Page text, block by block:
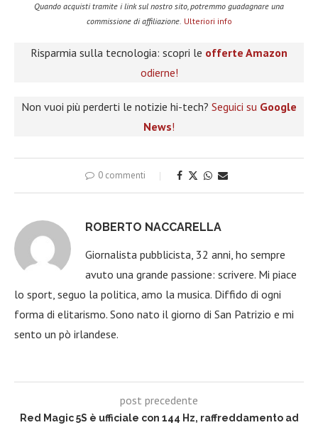
Quando acquisti tramite i link sul nostro sito, potremmo guadagnare una
commissione di affiliazione. Ulteriori info
Risparmia sulla tecnologia: scopri le offerte Amazon
odierne!
Non vuoi più perderti le notizie hi-tech? Seguici su Google
News!
0 commenti
ROBERTO NACCARELLA
Giornalista pubblicista, 32 anni, ho sempre
avuto una grande passione: scrivere. Mi piace
lo sport, seguo la politica, amo la musica. Diffido di ogni
forma di elitarismo. Sono nato il giorno di San Patrizio e mi
sento un pò irlandese.
post precedente
Red Magic 5S è ufficiale con 144 Hz, raffreddamento ad